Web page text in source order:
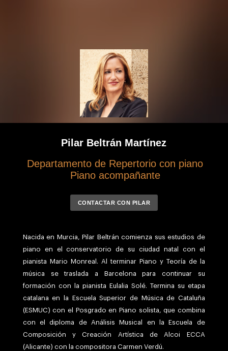
Pilar Beltrán Martínez
Departamento de Repertorio con piano
Piano acompañante
CONTACTAR CON PILAR
Nacida en Murcia, Pilar Beltrán comienza sus estudios de
piano en el conservatorio de su ciudad natal con el
pianista Mario Monreal. Al terminar Piano y Teoría de la
música se traslada a Barcelona para continuar su
formación con la pianista Eulalia Solé. Termina su etapa
catalana en la Escuela Superior de Música de Cataluña
(ESMUC) con el Posgrado en Piano solista, que combina
con el diploma de Análisis Musical en la Escuela de
Composición y Creación Artística de Alcoi ECCA
(Alicante) con la compositora Carmen Verdú.